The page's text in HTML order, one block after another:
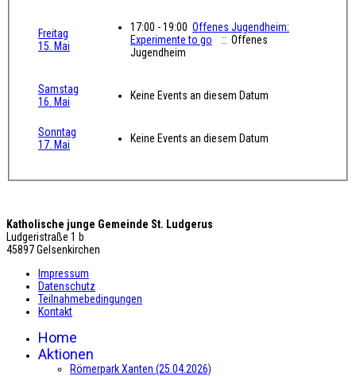
Freitag
15. Mai
17:00 - 19:00 Offenes Jugendheim:
Experimente to go
:: Offenes
Jugendheim
Samstag
16. Mai
Keine Events an diesem Datum
Sonntag
17. Mai
Keine Events an diesem Datum
Katholische junge Gemeinde St. Ludgerus
Ludgeristraße 1 b
45897 Gelsenkirchen
Impressum
Datenschutz
Teilnahmebedingungen
Kontakt
Home
Aktionen
Römerpark Xanten (25.04.2026)